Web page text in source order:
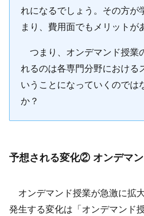
れになるでしょう。その方が
まり、費用面でもメリットが
つまり、オンデマンド授業
れるのは各専門分野における
いうことになっていくのでは
か？
予想される変化② オンデマ
オンデマンド授業が急激に拡
発生する変化は「オンデマンド